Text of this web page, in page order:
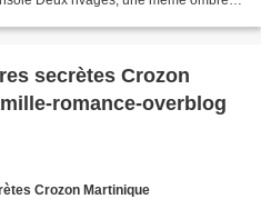
secrètes Crozon
romance-overblog
Crozon Martinique